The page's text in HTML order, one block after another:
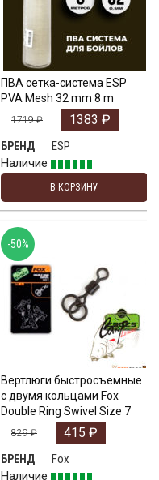
ПВА сетка-система ESP
PVA Mesh 32 mm 8 m
1719₽ 1383 ₽
БРЕНД
ESP
Наличие
В КОРЗИНУ
Вертлюги быстросъемные
с двумя кольцами Fox
Double Ring Swivel Size 7
829₽ 415 ₽
БРЕНД
Fox
Наличие
-50%